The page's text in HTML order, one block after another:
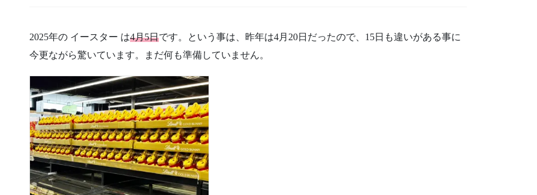
2025年の イースター は4月5日です。という事は、昨年は4月20日だったので、15日も違いがある事に
今更ながら驚いています。まだ何も準備していません。